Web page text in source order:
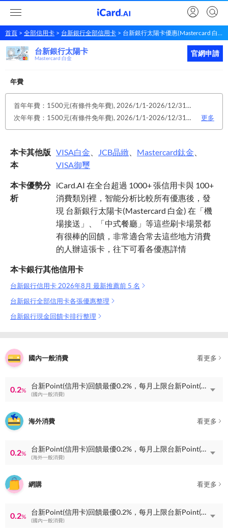
首頁 全部信用卡 台新銀行全部信用卡 台新銀行太陽卡優惠(Mastercard 白金)
台新銀行太陽卡 立即申請
台新銀行太陽卡
Mastercard 白金
官網申請
年費
首年年費：1500元(有條件免年費), 2026/1/1-2026/12/31活動期間持太陽卡任刷一筆，享2026年太陽卡免年費之優惠。
次年年費：1500元(有條件免年費), 2026/1/1-2026/12/31活動期間持太陽卡任刷一筆，享2026年太陽卡免年費之優惠。
更多
本卡其他版
本
VISA白金 JCB晶緻 Mastercard鈦金
VISA御璽
本卡優勢分
析
iCard.AI 在全台超過 1000+ 張信用卡與 100+
消費類別裡，智能分析比較所有優惠後，發
現 台新銀行太陽卡(Mastercard 白金) 在「機
場接送」、「中式餐廳」等這些刷卡場景都
有很棒的回饋，非常適合常去這些地方消費
的人辦這張卡，往下可看各優惠詳情
本卡銀行其他信用卡
台新銀行信用卡 2026年8月 最新推薦前 5 名
台新銀行全部信用卡各張優惠整理
台新銀行現金回饋卡排行整理
國內一般消費 看更多
0.2%
台新Point(信用卡)回饋最優0.2%，每月上限台新Point(信用卡)回饋1500點
(國內一般消費)
海外消費 看更多
0.2%
台新Point(信用卡)回饋最優0.2%，每月上限台新Point(信用卡)回饋1500點
(海外一般消費)
網購 看更多
0.2%
台新Point(信用卡)回饋最優0.2%，每月上限台新Point(信用卡)回饋1500點
(國內一般消費)